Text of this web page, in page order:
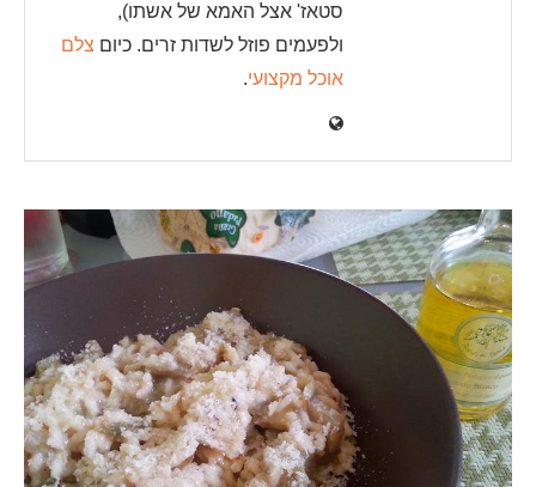
סטאז' אצל האמא של אשתו),
ולפעמים פוזל לשדות זרים. כיום צלם
אוכל מקצועי.